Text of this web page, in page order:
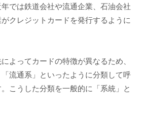
では鉄道会社や流通企業、石油会社
クレジットカードを発行するように
よってカードの特徴が異なるため、
「流通系」といったように分類して呼
こうした分類を一般的に「系統」と